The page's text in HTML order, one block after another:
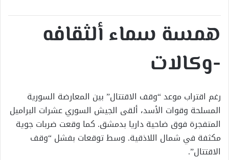
همسة سماء ألثقافه
-وكالات
رغم اقتراب موعد “وقف الاقتتال” بين المعارضة السورية
المسلحة وقوات الأسد، ألقى الجيش السوري عشرات البراميل
المتفجرة فوق ضاحية داريا بدمشق. كما وقعت ضربات جوية
مكثفة في شمال اللاذقية. وسط توقعات بفشل “وقف
الاقتتال”.